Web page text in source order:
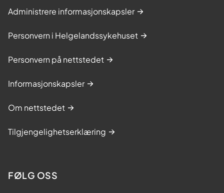
Administrere informasjonskapsler
Personvern i Helgelandssykehuset
Personvern på nettstedet
Informasjonskapsler
Om nettstedet
Tilgjengelighetserklæring
FØLG OSS